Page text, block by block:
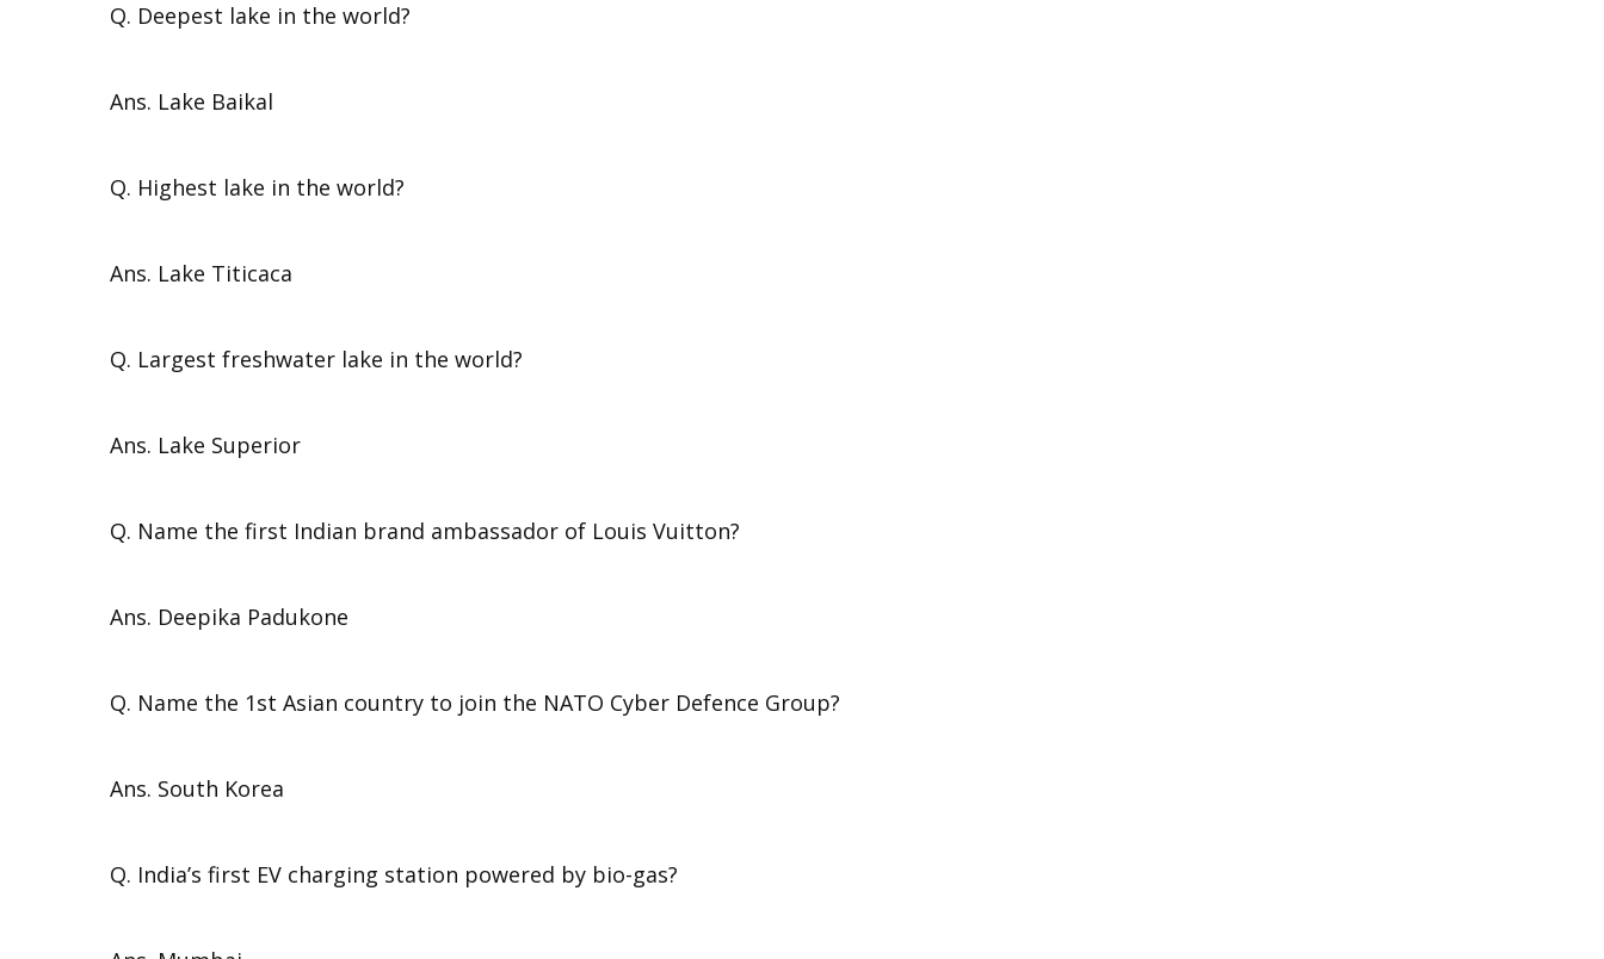
Q. Deepest lake in the world?
Ans. Lake Baikal
Q. Highest lake in the world?
Ans. Lake Titicaca
Q. Largest freshwater lake in the world?
Ans. Lake Superior
Q. Name the first Indian brand ambassador of Louis Vuitton?
Ans. Deepika Padukone
Q. Name the 1st Asian country to join the NATO Cyber Defence Group?
Ans. South Korea
Q. India’s first EV charging station powered by bio-gas?